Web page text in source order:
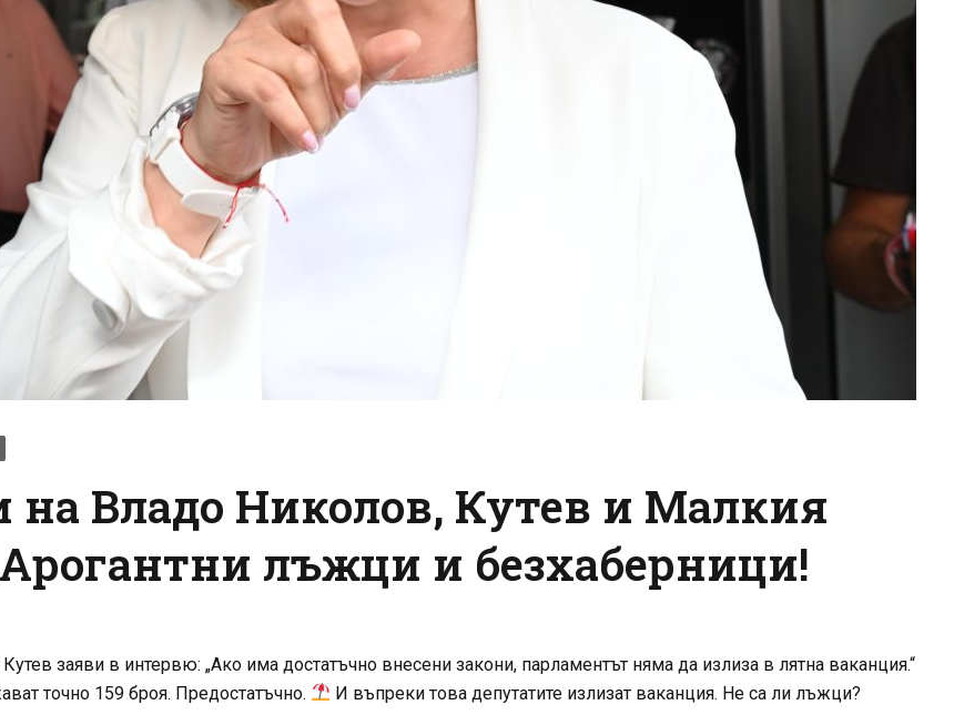
Владо Николов, Кутев и Малкия
лъжци и безхаберници!
заяви в интервю: „Ако има достатъчно внесени закони, парламентът няма да излиза в лятна ваканция.“
точно 159 броя. Предостатъчно.
И въпреки това депутатите излизат ваканция. Не са ли лъжци?